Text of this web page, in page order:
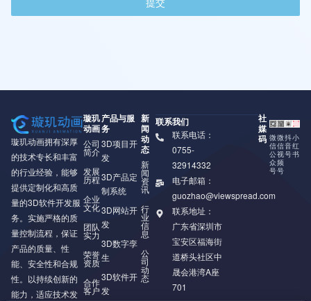
璇玑动画拥有深厚
的技术专长和丰富
的行业经验，能够
提供定制化和高质
量的3D软件开发服
务。实施严格的质
量控制流程，保证
产品的质量、性
能、安全性和合规
性。以持续创新的
能力，适应技术发
璇玑
动画
公司
简介
发展
历程
企业
文化
团队
实力
荣誉
资质
合作
客户
产品与服
务
3D项目开
发
3D产品定
制系统
3D网站开
发
3D数字孪
生
3D软件开
发
新
闻
动
态
新
闻
资
讯
行
业
信
息
公
司
动
态
联系我们
联系电话：
0755-
32914332
电子邮箱：
guozhao@viewspread.com
联系地址：
广东省深圳市
宝安区福海街
道桥头社区中
晟会港湾A座
701
社
媒
码 微
信
公
众
号
微
信
视
频
号
抖
音
号
小
红
书